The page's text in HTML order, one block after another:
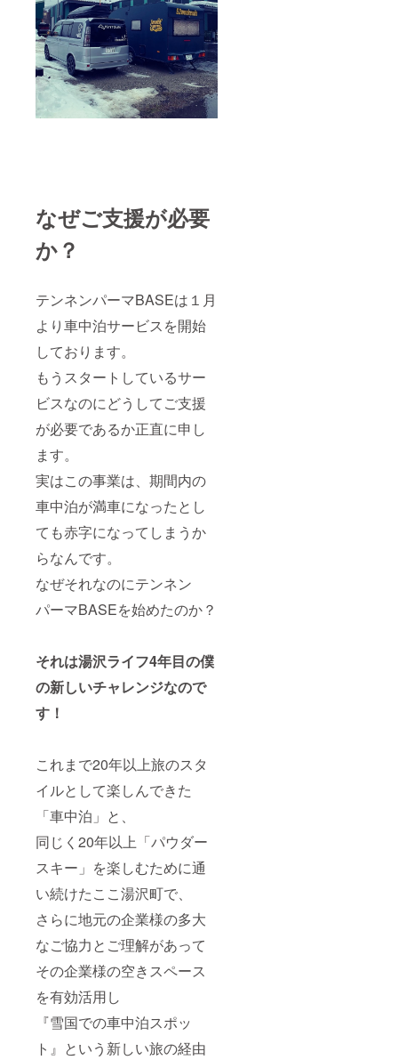
なぜご支援が必要
か？
テンネンパーマBASEは１月
より車中泊サービスを開始
しております。
もうスタートしているサー
ビスなのにどうしてご支援
が必要であるか正直に申し
ます。
実はこの事業は、期間内の
車中泊が満車になったとし
ても赤字になってしまうか
らなんです。
なぜそれなのにテンネン
パーマBASEを始めたのか？
それは湯沢ライフ4年目の僕
の新しいチャレンジなので
す！
これまで20年以上旅のスタ
イルとして楽しんできた
「車中泊」と、
同じく20年以上「パウダー
スキー」を楽しむために通
い続けたここ湯沢町で、
さらに地元の企業様の多大
なご協力とご理解があって
その企業様の空きスペース
を有効活用し
『雪国での車中泊スポッ
ト』という新しい旅の経由